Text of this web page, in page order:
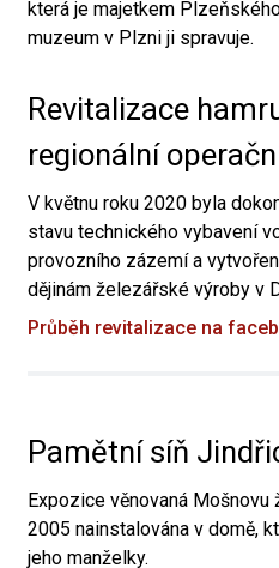
která je majetkem
muzeum v Plzni ji spravuje.
Revitalizace
regionální
V květnu roku 2020 byla
stavu technického vybavení
provozního zázemí a
dějinám železářské výroby v
Průběh revitalizace na
Pamětní síň
Expozice věnovaná
2005 nainstalována v domě,
jeho manželky.